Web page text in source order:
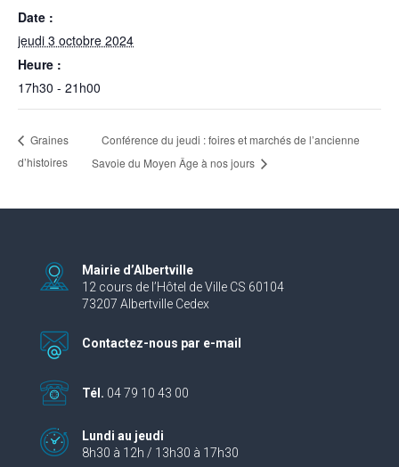
Date :
jeudi 3 octobre 2024
Heure :
17h30 - 21h00
Graines
d’histoires
Conférence du jeudi : foires et marchés de l’ancienne
Savoie du Moyen Âge à nos jours
Mairie d’Albertville
12 cours de l’Hôtel de Ville CS 60104
73207 Albertville Cedex
Contactez-nous par e-mail
Tél. 04 79 10 43 00
Lundi au jeudi
8h30 à 12h / 13h30 à 17h30